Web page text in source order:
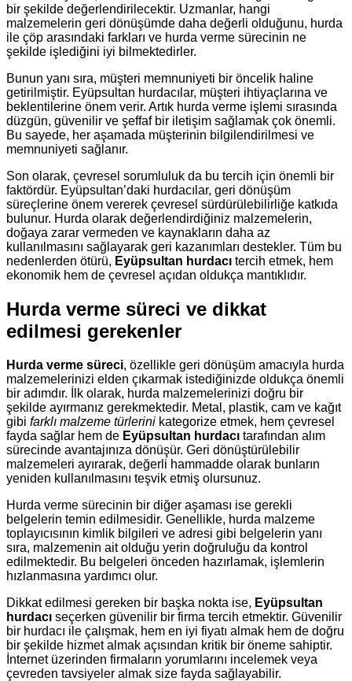
bir şekilde değerlendirilecektir. Uzmanlar, hangi
malzemelerin geri dönüşümde daha değerli olduğunu, hurda
ile çöp arasındaki farkları ve hurda verme sürecinin ne
şekilde işlediğini iyi bilmektedirler.
Bunun yanı sıra, müşteri memnuniyeti bir öncelik haline
getirilmiştir. Eyüpsultan hurdacılar, müşteri ihtiyaçlarına ve
beklentilerine önem verir. Artık hurda verme işlemi sırasında
düzgün, güvenilir ve şeffaf bir iletişim sağlamak çok önemli.
Bu sayede, her aşamada müşterinin bilgilendirilmesi ve
memnuniyeti sağlanır.
Son olarak, çevresel sorumluluk da bu tercih için önemli bir
faktördür. Eyüpsultan’daki hurdacılar, geri dönüşüm
süreçlerine önem vererek çevresel sürdürülebilirliğe katkıda
bulunur. Hurda olarak değerlendirdiğiniz malzemelerin,
doğaya zarar vermeden ve kaynakların daha az
kullanılmasını sağlayarak geri kazanımları destekler. Tüm bu
nedenlerden ötürü, Eyüpsultan hurdacı tercih etmek, hem
ekonomik hem de çevresel açıdan oldukça mantıklıdır.
Hurda verme süreci ve dikkat
edilmesi gerekenler
Hurda verme süreci, özellikle geri dönüşüm amacıyla hurda
malzemelerinizi elden çıkarmak istediğinizde oldukça önemli
bir adımdır. İlk olarak, hurda malzemelerinizi doğru bir
şekilde ayırmanız gerekmektedir. Metal, plastik, cam ve kağıt
gibi farklı malzeme türlerini kategorize etmek, hem çevresel
fayda sağlar hem de Eyüpsultan hurdacı tarafından alım
sürecinde avantajınıza dönüşür. Geri dönüştürülebilir
malzemeleri ayırarak, değerli hammadde olarak bunların
yeniden kullanılmasını teşvik etmiş olursunuz.
Hurda verme sürecinin bir diğer aşaması ise gerekli
belgelerin temin edilmesidir. Genellikle, hurda malzeme
toplayıcısının kimlik bilgileri ve adresi gibi belgelerin yanı
sıra, malzemenin ait olduğu yerin doğruluğu da kontrol
edilmektedir. Bu belgeleri önceden hazırlamak, işlemlerin
hızlanmasına yardımcı olur.
Dikkat edilmesi gereken bir başka nokta ise, Eyüpsultan
hurdacı seçerken güvenilir bir firma tercih etmektir. Güvenilir
bir hurdacı ile çalışmak, hem en iyi fiyatı almak hem de doğru
bir şekilde hizmet almak açısından kritik bir öneme sahiptir.
İnternet üzerinden firmaların yorumlarını incelemek veya
çevreden tavsiyeler almak size fayda sağlayabilir.